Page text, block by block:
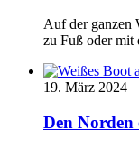
Auf der ganzen
zu Fuß oder mit
19. März 2024
Den Norden